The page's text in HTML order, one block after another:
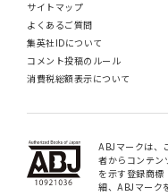
サイトマップ
よくあるご質問
集英社IDについて
コメント投稿のルール
消費税総額表示について
ABJマークは、
者からコンテン
を示す登録商
細、ABJマーク